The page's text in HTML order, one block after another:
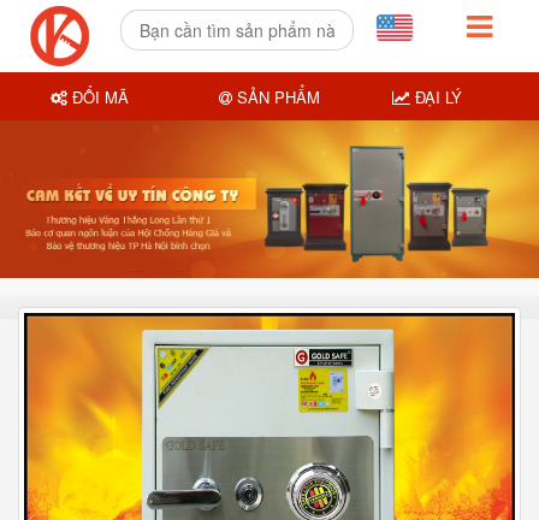
ĐỔI MÃ SẢN PHẨM ĐẠI LÝ